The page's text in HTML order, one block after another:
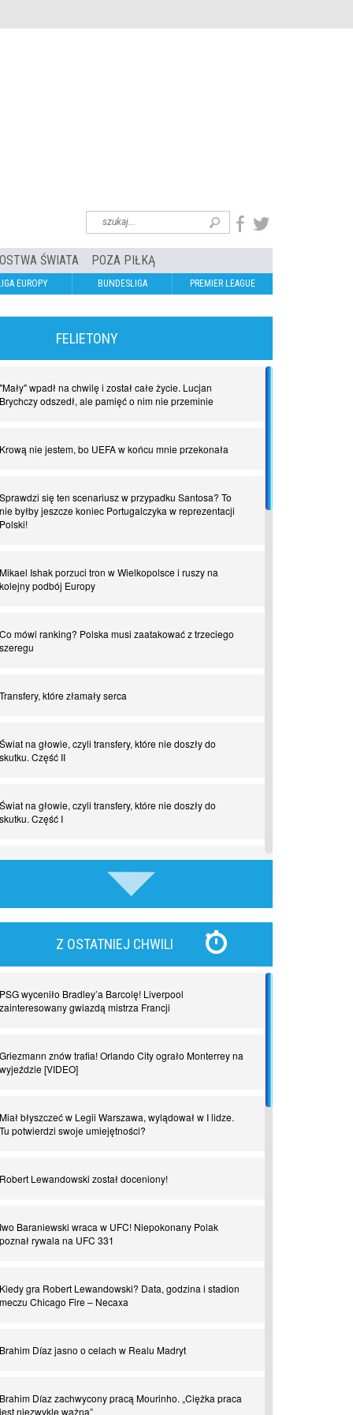
ŚWIATA POZA PIŁKĄ
EUROPY BUNDESLIGA PREMIER LEAGUE
FELIETONY
"Mały" wpadł na chwilę i został całe życie. Lucjan
Brychczy odszedł, ale pamięć o nim nie przeminie
Krową nie jestem, bo UEFA w końcu mnie przekonała
Sprawdzi się ten scenariusz w przypadku Santosa? To
nie byłby jeszcze koniec Portugalczyka w reprezentacji
Polski!
Mikael Ishak porzuci tron w Wielkopolsce i ruszy na
kolejny podbój Europy
Co mówi ranking? Polska musi zaatakować z trzeciego
szeregu
Transfery, które złamały serca
Świat na głowie, czyli transfery, które nie doszły do
skutku. Część II
Świat na głowie, czyli transfery, które nie doszły do
skutku. Część I
owca cała?
Spadkowicze z Serie A. Komu powiemy ciao?
I love this game! Patrice Evra
Czar z Czarnego Lądu, czyli Pep Guardiola kontra Afryka
Z OSTATNIEJ CHWILI
PSG wyceniło Bradley’a Barcolę! Liverpool
zainteresowany gwiazdą mistrza Francji
Griezmann znów trafia! Orlando City ograło Monterrey na
wyjeździe [VIDEO]
Miał błyszczeć w Legii Warszawa, wylądował w I lidze.
Tu potwierdzi swoje umiejętności?
Robert Lewandowski został doceniony!
Iwo Baraniewski wraca w UFC! Niepokonany Polak
poznał rywala na UFC 331
Kiedy gra Robert Lewandowski? Data, godzina i stadion
meczu Chicago Fire – Necaxa
Brahim Díaz jasno o celach w Realu Madryt
Brahim Díaz zachwycony pracą Mourinho. „Ciężka praca
jest niezwykle ważna”